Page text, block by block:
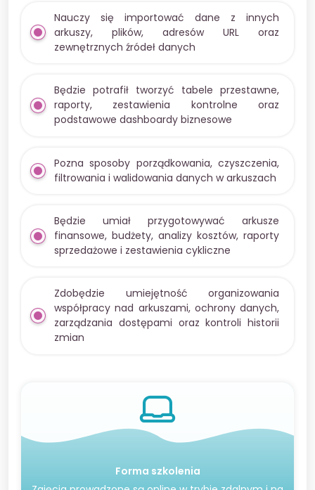
Nauczy się importować dane z innych
arkuszy, plików, adresów URL oraz
zewnętrznych źródeł danych
Będzie potrafił tworzyć tabele przestawne,
raporty, zestawienia kontrolne oraz
podstawowe dashboardy biznesowe
Pozna sposoby porządkowania, czyszczenia,
filtrowania i walidowania danych w arkuszach
Będzie umiał przygotowywać arkusze
finansowe, budżety, analizy kosztów, raporty
sprzedażowe i zestawienia cykliczne
Zdobędzie umiejętność organizowania
współpracy nad arkuszami, ochrony danych,
zarządzania dostępami oraz kontroli historii
zmian
Forma szkolenia